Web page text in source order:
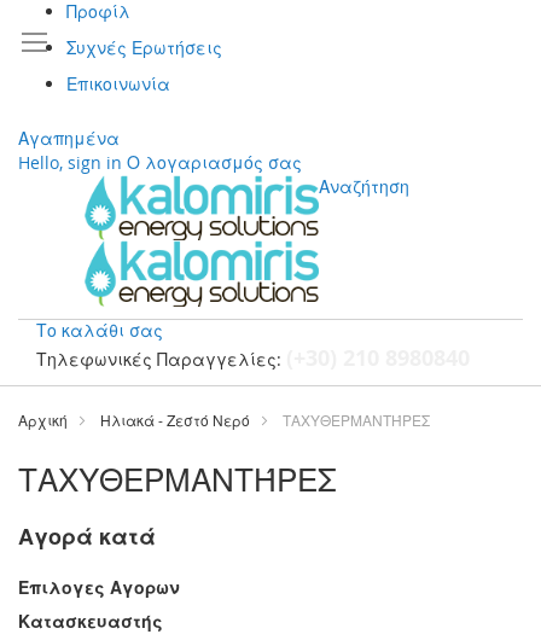
Προφίλ
Συχνές Ερωτήσεις
Επικοινωνία
Αγαπημένα
Hello, sign in Ο λογαριασμός σας
Αναζήτηση
Το καλάθι σας
Τηλεφωνικές Παραγγελίες:
Μετάβαση
περιεχόμενο
Αρχική Ηλιακά - Ζεστό Νερό ΤΑΧΥΘΕΡΜΑΝΤΉΡΕΣ
ΤΑΧΥΘΕΡΜΑΝΤΉΡΕΣ
Αγορά κατά
Επιλογες Αγορων
Κατασκευαστής